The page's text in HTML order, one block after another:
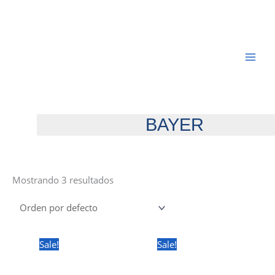
BAYER
Mostrando 3 resultados
Sale! Sale!